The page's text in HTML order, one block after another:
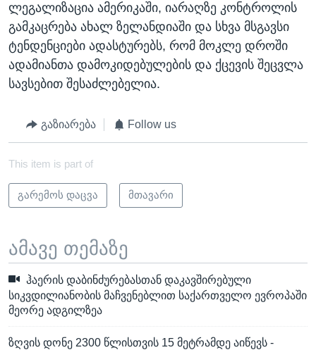
ლეგალიზაცია ამერიკაში, იარაღზე კონტროლის
გამკაცრება ახალ ზელანდიაში და სხვა მსგავსი
ტენდენციები ადასტურებს, რომ მოკლე დროში
ადამიანთა დამოკიდებულების და ქცევის შეცვლა
სავსებით შესაძლებელია.
გაზიარება Follow us
This item is part of
გარემოს დაცვა მთავარი
ამავე თემაზე
ჰაერის დაბინძურებასთან დაკავშირებული
სიკვდილიანობის მაჩვენებლით საქართველო ევროპაში
მეორე ადგილზეა
ზღვის დონე 2300 წლისთვის 15 მეტრამდე აიწევს -